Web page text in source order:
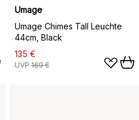
Umage
Umage Chimes Tall Leuchte
44cm, Black
135 €
UVP 169 €